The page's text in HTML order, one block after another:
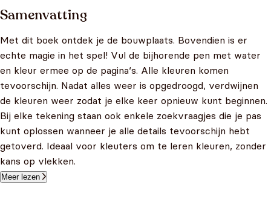
Samenvatting
Met dit boek ontdek je de bouwplaats. Bovendien is er
echte magie in het spel! Vul de bijhorende pen met water
en kleur ermee op de pagina‘s. Alle kleuren komen
tevoorschijn. Nadat alles weer is opgedroogd, verdwijnen
de kleuren weer zodat je elke keer opnieuw kunt beginnen.
Bij elke tekening staan ook enkele zoekvraagjes die je pas
kunt oplossen wanneer je alle details tevoorschijn hebt
getoverd. Ideaal voor kleuters om te leren kleuren, zonder
kans op vlekken.
Meer lezen